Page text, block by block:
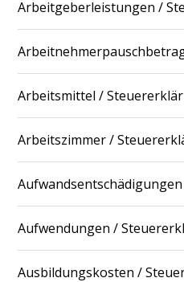
Arbeitgeberleistungen /
Arbeitsmittel /
Arbeitszimmer /
Aufwendungen /
Ausbildungskosten /